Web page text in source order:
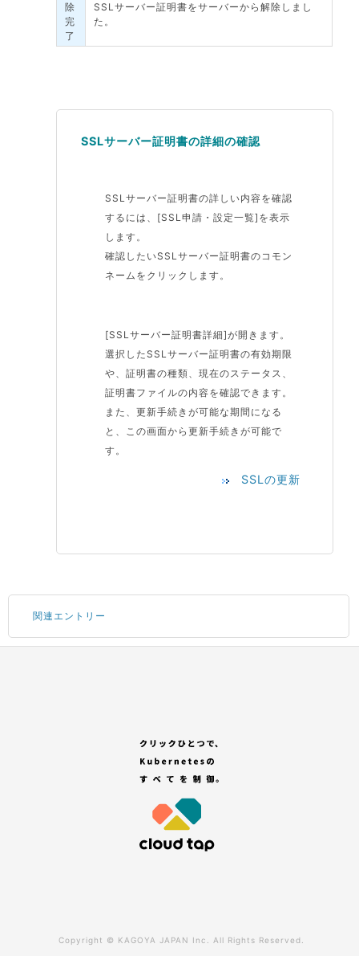
除
完
了
SSLサーバー証明書をサーバーから解除しまし
た。
SSLサーバー証明書の詳細の確認
SSLサーバー証明書の詳しい内容を確認
するには、[SSL申請・設定一覧]を表示
します。
確認したいSSLサーバー証明書のコモン
ネームをクリックします。
[SSLサーバー証明書詳細]が開きます。
選択したSSLサーバー証明書の有効期限
や、証明書の種類、現在のステータス、
証明書ファイルの内容を確認できます。
また、更新手続きが可能な期間になる
と、この画面から更新手続きが可能で
す。
SSLの更新
関連エントリー
「セレクトプラン(有償プラン)」を選択する
Copyright © KAGOYA JAPAN Inc. All Rights Reserved.